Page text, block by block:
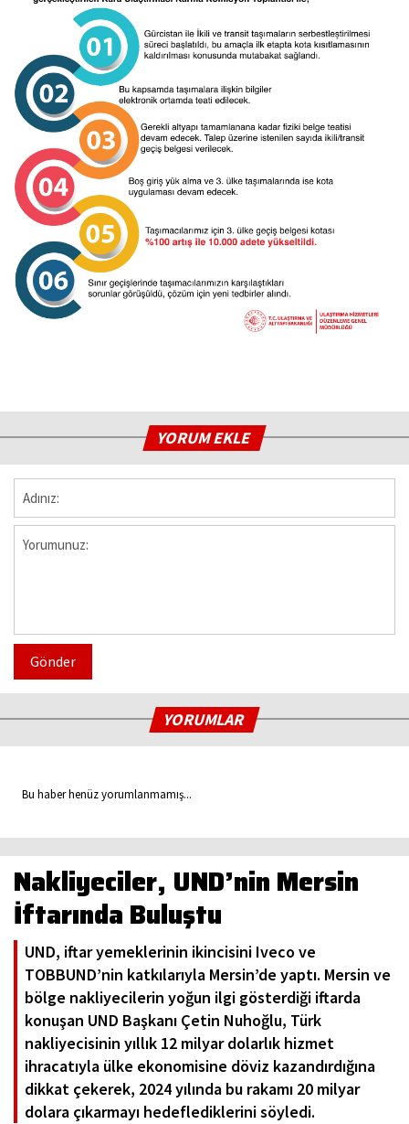
YORUM EKLE
Gönder
YORUMLAR
Bu haber henüz yorumlanmamış...
Nakliyeciler, UND’nin Mersin
İftarında Buluştu
UND, iftar yemeklerinin ikincisini Iveco ve
TOBBUND’nin katkılarıyla Mersin’de yaptı. Mersin ve
bölge nakliyecilerin yoğun ilgi gösterdiği iftarda
konuşan UND Başkanı Çetin Nuhoğlu, Türk
nakliyecisinin yıllık 12 milyar dolarlık hizmet
ihracatıyla ülke ekonomisine döviz kazandırdığına
dikkat çekerek, 2024 yılında bu rakamı 20 milyar
dolara çıkarmayı hedeflediklerini söyledi.